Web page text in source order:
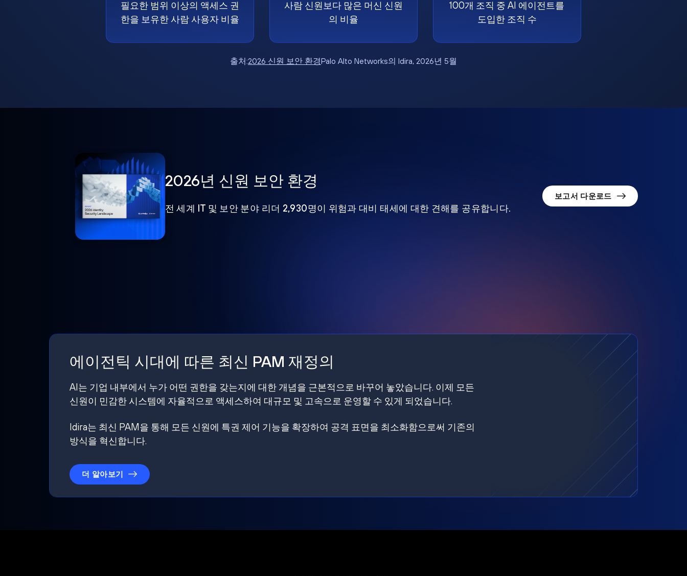
필요한 범위 이상의 액세스 권
한을 보유한 사람 사용자 비율
사람 신원보다 많은 머신 신원
의 비율
100개 조직 중 AI 에이전트를
도입한 조직 수
출처:2026 신원 보안 환경Palo Alto Networks의 Idira, 2026년 5월
2026년 신원 보안 환경
전 세계 IT 및 보안 분야 리더 2,930명이 위험과 대비 태세에 대한 견해를 공유합니다.
보고서 다운로드
에이전틱 시대에 따른 최신 PAM 재정의
AI는 기업 내부에서 누가 어떤 권한을 갖는지에 대한 개념을 근본적으로 바꾸어 놓았습니다. 이제 모든
신원이 민감한 시스템에 자율적으로 액세스하여 대규모 및 고속으로 운영할 수 있게 되었습니다.
Idira는 최신 PAM을 통해 모든 신원에 특권 제어 기능을 확장하여 공격 표면을 최소화함으로써 기존의
방식을 혁신합니다.
더 알아보기